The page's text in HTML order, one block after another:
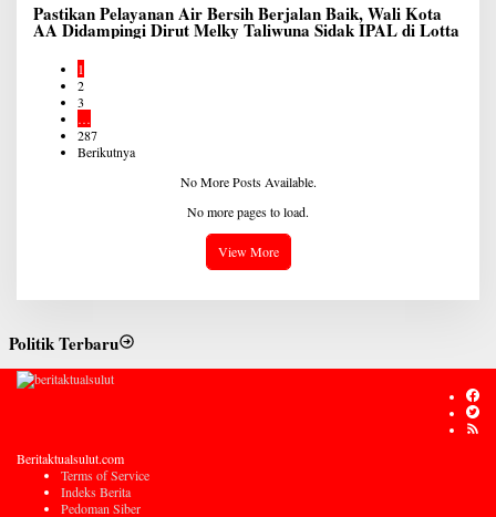
Pastikan Pelayanan Air Bersih Berjalan Baik, Wali Kota
AA Didampingi Dirut Melky Taliwuna Sidak IPAL di Lotta
1
2
3
…
287
Berikutnya
No More Posts Available.
No more pages to load.
View More
Politik Terbaru
Beritaktualsulut.com
Terms of Service
Indeks Berita
Pedoman Siber